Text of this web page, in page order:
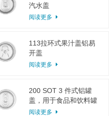
汽水盖
阅读更多
113拉环式果汁盖铝易
开盖
阅读更多
200 SOT 3 件式铝罐
盖，用于食品和饮料罐
头
阅读更多